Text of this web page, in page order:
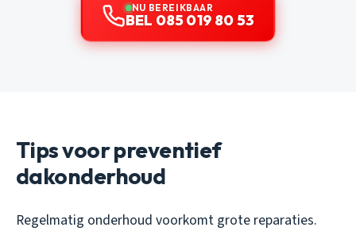
NU BEREIKBAAR
BEL 085 019 80 53
Tips voor preventief
dakonderhoud
Regelmatig onderhoud voorkomt grote reparaties.